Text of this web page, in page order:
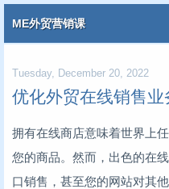
ME外贸营销课
Tuesday, December 20, 2022
优化外贸在线销售
拥有在线商店意味着世界上
您的商品。然而，出色的在
口销售，甚至您的网站对其